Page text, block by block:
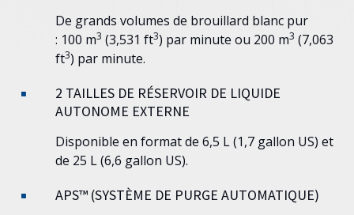
De grands volumes de brouillard blanc pur
: 100 m3 (3,531 ft3) par minute ou 200 m3 (7,063
ft3) par minute.
2 TAILLES DE RÉSERVOIR DE LIQUIDE
AUTONOME EXTERNE
Disponible en format de 6,5 L (1,7 gallon US) et
de 25 L (6,6 gallon US).
APS™ (SYSTÈME DE PURGE AUTOMATIQUE)